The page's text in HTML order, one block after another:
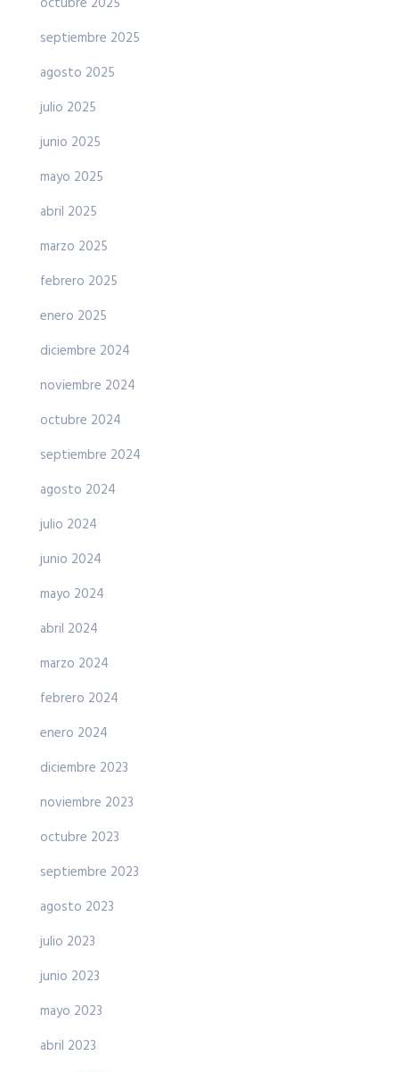
septiembre 2025
agosto 2025
julio 2025
junio 2025
mayo 2025
abril 2025
marzo 2025
febrero 2025
enero 2025
diciembre 2024
noviembre 2024
octubre 2024
septiembre 2024
agosto 2024
julio 2024
junio 2024
mayo 2024
abril 2024
marzo 2024
febrero 2024
enero 2024
diciembre 2023
noviembre 2023
octubre 2023
septiembre 2023
agosto 2023
julio 2023
junio 2023
mayo 2023
abril 2023